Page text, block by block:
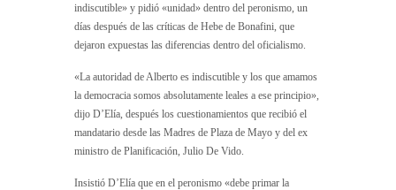
indiscutible» y pidió «unidad» dentro del peronismo, un
días después de las críticas de Hebe de Bonafini, que
dejaron expuestas las diferencias dentro del oficialismo.
«La autoridad de Alberto es indiscutible y los que amamos
la democracia somos absolutamente leales a ese principio»,
dijo D’Elía, después los cuestionamientos que recibió el
mandatario desde las Madres de Plaza de Mayo y del ex
ministro de Planificación, Julio De Vido.
Insistió D’Elía que en el peronismo «debe primar la